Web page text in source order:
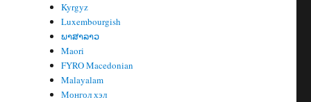
Kyrgyz
Luxembourgish
ພາສາລາວ
Maori
FYRO Macedonian
Malayalam
Монгол хэл